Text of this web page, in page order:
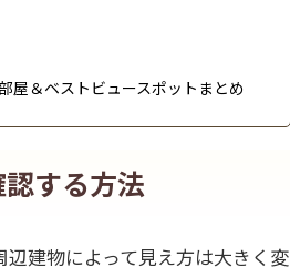
屋＆ベストビュースポットまとめ
する方法
建物によって見え方は大きく変